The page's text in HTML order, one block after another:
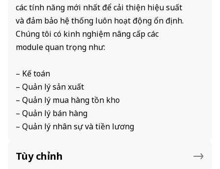
các tính năng mới nhất để cải thiện hiệu suất
và đảm bảo hệ thống luôn hoạt động ổn định.
Chúng tôi có kinh nghiệm nâng cấp các
module quan trọng như:
– Kế toán
– Quản lý sản xuất
– Quản lý mua hàng tồn kho
– Quản lý bán hàng
– Quản lý nhân sự và tiền lương
Tùy chỉnh